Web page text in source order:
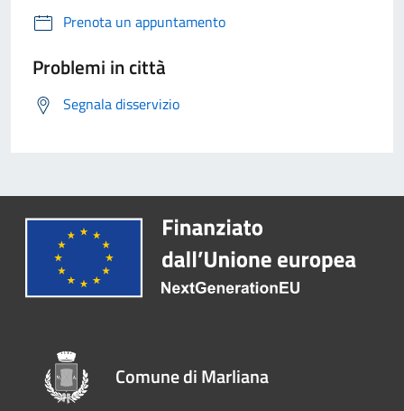
Prenota un appuntamento
Problemi in città
Segnala disservizio
Comune di Marliana